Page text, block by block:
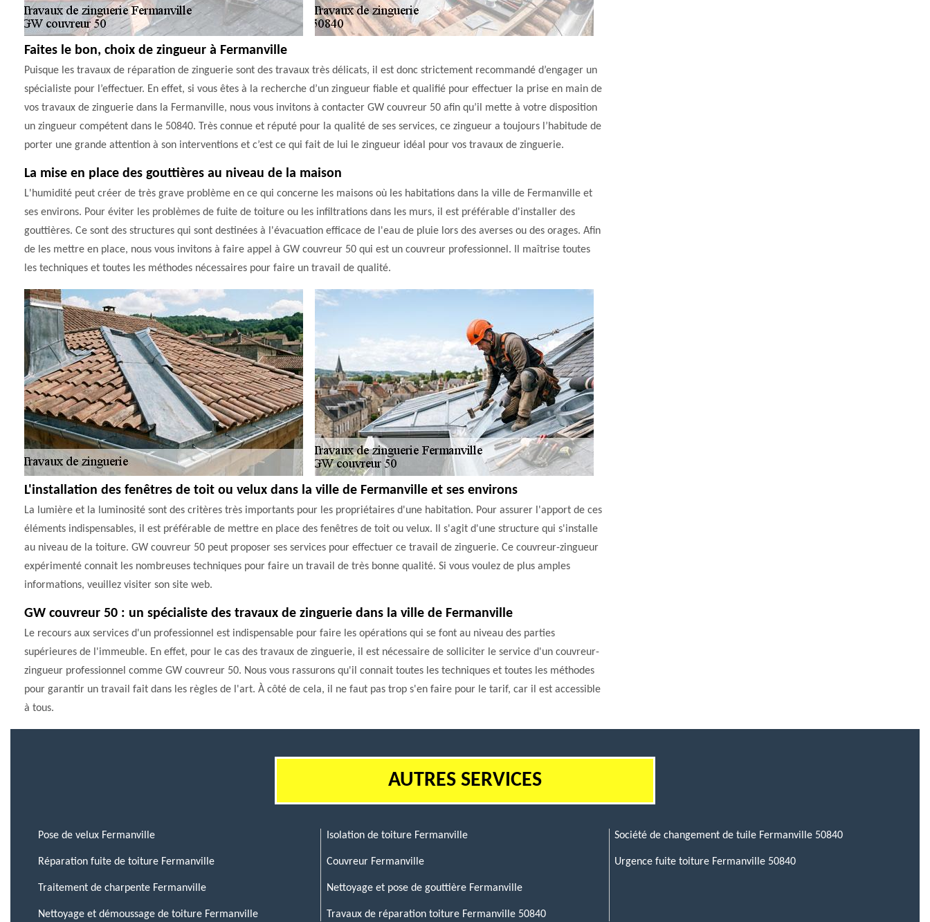
Faites le bon, choix de zingueur à Fermanville
Puisque les travaux de réparation de zinguerie sont des travaux très délicats, il est donc strictement recommandé d’engager un
spécialiste pour l’effectuer. En effet, si vous êtes à la recherche d’un zingueur fiable et qualifié pour effectuer la prise en main de
vos travaux de zinguerie dans la Fermanville, nous vous invitons à contacter GW couvreur 50 afin qu’il mette à votre disposition
un zingueur compétent dans le 50840. Très connue et réputé pour la qualité de ses services, ce zingueur a toujours l’habitude de
porter une grande attention à son interventions et c’est ce qui fait de lui le zingueur idéal pour vos travaux de zinguerie.
La mise en place des gouttières au niveau de la maison
L'humidité peut créer de très grave problème en ce qui concerne les maisons où les habitations dans la ville de Fermanville et
ses environs. Pour éviter les problèmes de fuite de toiture ou les infiltrations dans les murs, il est préférable d'installer des
gouttières. Ce sont des structures qui sont destinées à l'évacuation efficace de l'eau de pluie lors des averses ou des orages. Afin
de les mettre en place, nous vous invitons à faire appel à GW couvreur 50 qui est un couvreur professionnel. Il maîtrise toutes
les techniques et toutes les méthodes nécessaires pour faire un travail de qualité.
L'installation des fenêtres de toit ou velux dans la ville de Fermanville et ses environs
La lumière et la luminosité sont des critères très importants pour les propriétaires d'une habitation. Pour assurer l'apport de ces
éléments indispensables, il est préférable de mettre en place des fenêtres de toit ou velux. Il s'agit d'une structure qui s'installe
au niveau de la toiture. GW couvreur 50 peut proposer ses services pour effectuer ce travail de zinguerie. Ce couvreur-zingueur
expérimenté connait les nombreuses techniques pour faire un travail de très bonne qualité. Si vous voulez de plus amples
informations, veuillez visiter son site web.
GW couvreur 50 : un spécialiste des travaux de zinguerie dans la ville de Fermanville
Le recours aux services d'un professionnel est indispensable pour faire les opérations qui se font au niveau des parties
supérieures de l'immeuble. En effet, pour le cas des travaux de zinguerie, il est nécessaire de solliciter le service d'un couvreur-
zingueur professionnel comme GW couvreur 50. Nous vous rassurons qu'il connait toutes les techniques et toutes les méthodes
pour garantir un travail fait dans les règles de l'art. À côté de cela, il ne faut pas trop s'en faire pour le tarif, car il est accessible
à tous.
AUTRES SERVICES
Pose de velux Fermanville
Réparation fuite de toiture Fermanville
Traitement de charpente Fermanville
Nettoyage et démoussage de toiture Fermanville
Isolation de toiture Fermanville
Couvreur Fermanville
Nettoyage et pose de gouttière Fermanville
Travaux de réparation toiture Fermanville 50840
Société de changement de tuile Fermanville 50840
Urgence fuite toiture Fermanville 50840